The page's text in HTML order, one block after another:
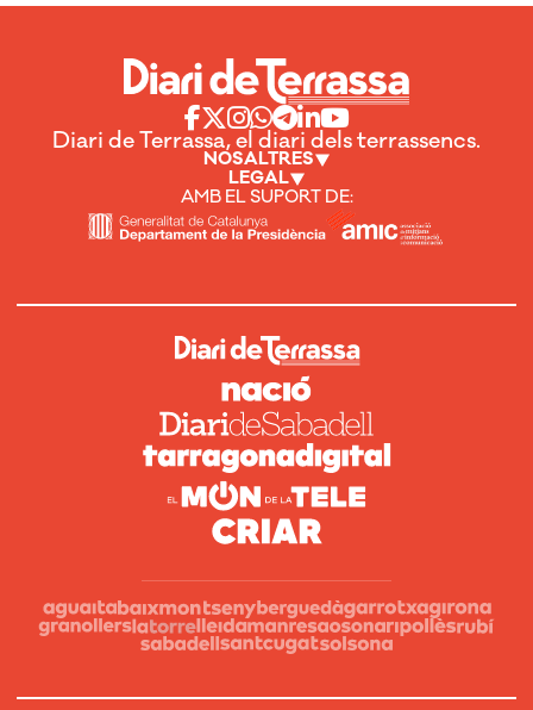
Diari de Terrassa, el diari dels terrassencs.
NOSALTRES
LEGAL
AMB EL SUPORT DE: